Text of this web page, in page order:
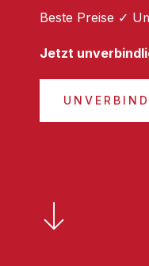
Beste Preise ✓
Jetzt